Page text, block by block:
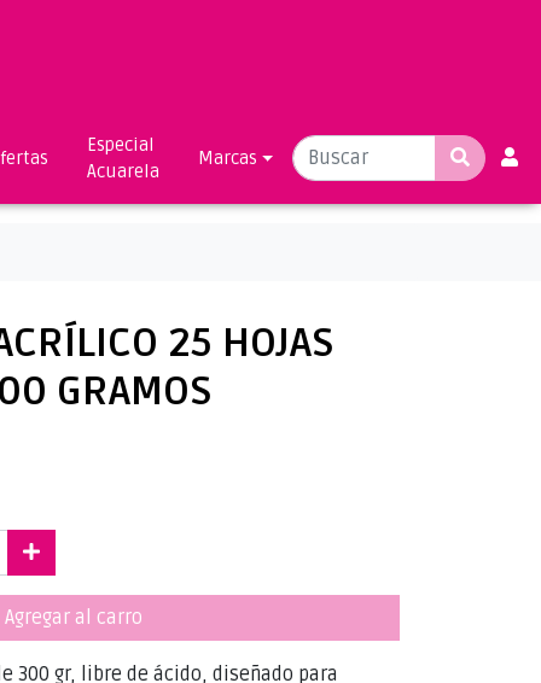
Especial
Acuarela
Marcas
25 HOJAS
GRAMOS
Agregar al carro
300 gr, libre de ácido, diseñado para